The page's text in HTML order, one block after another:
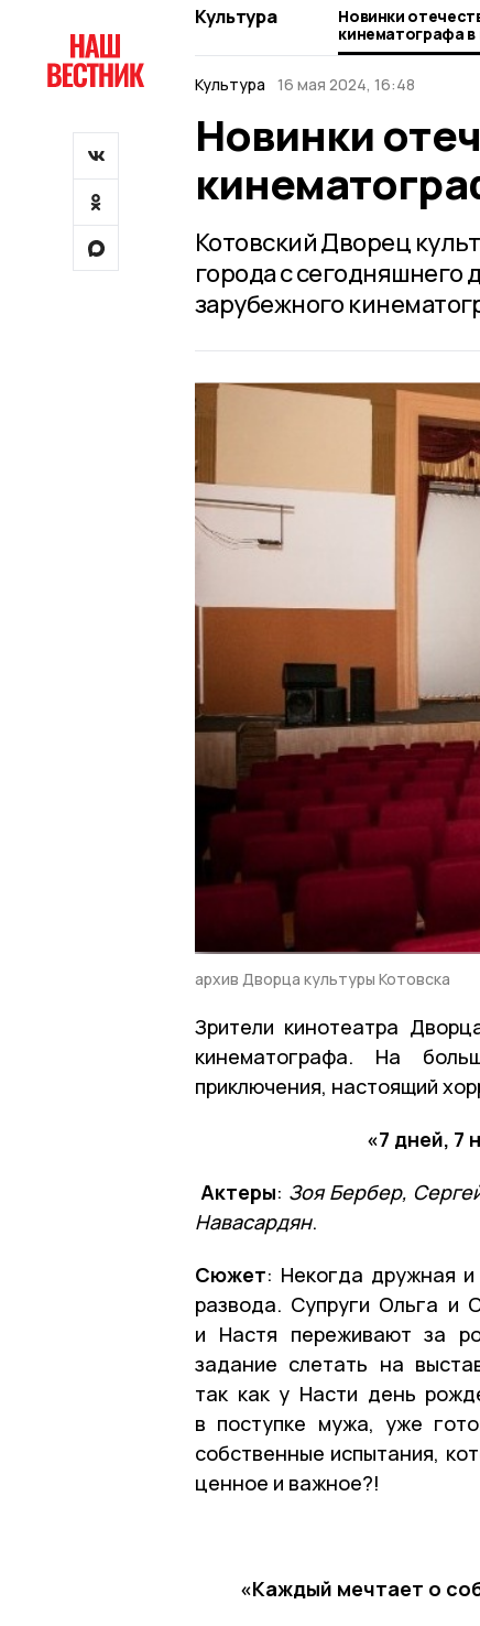
Культура
Новинки
кинематографа
Культура
16 мая 2024, 16:48
Новинки
Котовский Дворец
города c сегодняшнего
зарубежного
архив Дворца культуры Котовска
Зрители кинотеатра
кинематографа. На
приключения, настоящий
«7 дней, 7
Актеры: Зоя Бербер,
Навасардян.
Сюжет: Некогда дружная
развода. Супруги Ольга и
и Настя переживают за
задание слетать на
так как у Насти день
в поступке мужа, уже
собственные испытания,
ценное и важное?!
«Каждый мечтает о